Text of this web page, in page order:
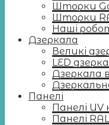
Шторки
Шторки
Наші
Дзеркала
Великі
LED
Дзеркала
Панелі
Панелі UV
Панелі